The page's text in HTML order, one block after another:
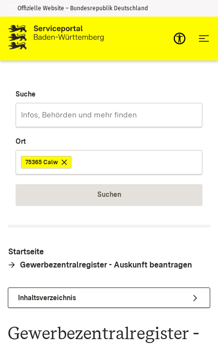
Zum Inhalt springen
Zur Suche springen
Offizielle Website – Bundesrepublik Deutschland
Suche
Ort
75365 Calw
Suchen
Startseite
Gewerbezentralregister - Auskunft beantragen
Inhaltsverzeichnis
Gewerbezentralregister -